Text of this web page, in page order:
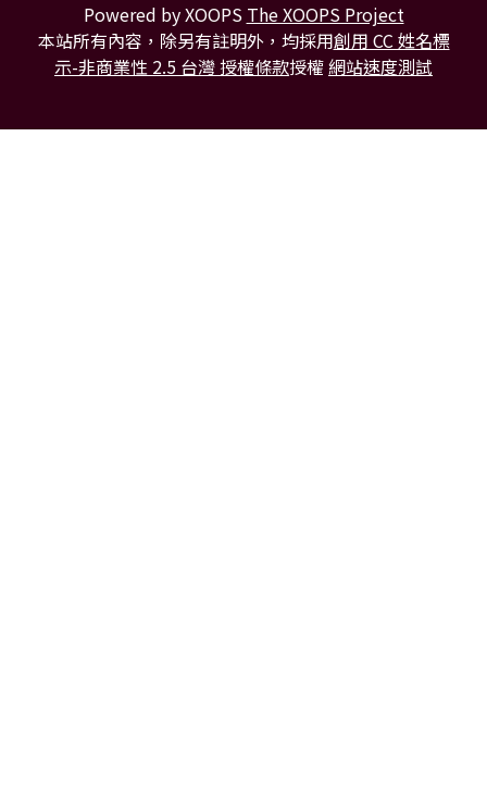
Powered by XOOPS The XOOPS Project
本站所有內容，除另有註明外，均採用創用 CC 姓名標
示-非商業性 2.5 台灣 授權條款授權網站速度測試